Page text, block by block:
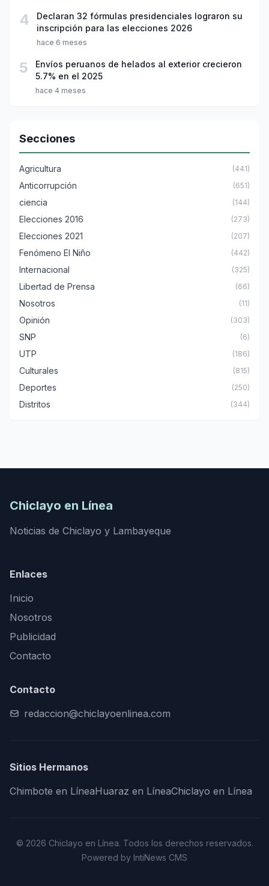
4
Declaran 32 fórmulas presidenciales lograron su
inscripción para las elecciones 2026
hace 6 meses
5
Envíos peruanos de helados al exterior crecieron
5.7% en el 2025
hace 4 meses
Secciones
Agricultura (441)
Anticorrupción (651)
ciencia (144)
Elecciones 2016 (273)
Elecciones 2021 (207)
Fenómeno El Niño (442)
Internacional (325)
Libertad de Prensa (66)
Nosotros (11)
Opinión (303)
SNP (6)
UTP (186)
Culturales (815)
Deportes (250)
Distritos (344)
Chiclayo en Línea
Noticias de Chiclayo y Lambayeque
Enlaces
Inicio
Nosotros
Publicidad
Contacto
Contacto
redaccion@chiclayoenlinea.com
Sitios Hermanos
Chimbote en LíneaHuaraz en LíneaChiclayo en Línea
© 2026 Chiclayo en Línea. Todos los derechos reservados.
Powered by IntiNews CMS